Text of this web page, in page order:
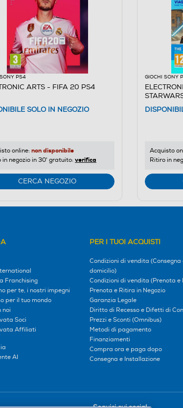
PS4
ARTS - FIFA 20 PS4
SOLO IN NEGOZIO
online: non disponibile
in negozio in 30' gratuito: verifica
CERCA NEGOZIO
GIOCHI SONY
BUNDLE
Acquisto
Ritiro in
Franchising
per te, i nostri impegni
per il tuo mondo
noi
Soci
Affiliati
AI
PER I TUOI ACQUISTI
Condizioni di vendita (Consegna
domicilio)
Condizioni di vendita (Prenota e
Prenota e Ritira in Negozio
Garanzia Legale
Diritto di Recesso e Difetti di
Prezzi e Sconti (Omnibus)
Metodi di pagamento
Finanziamenti
Compra ora e paga dopo
Consegna e Installazione